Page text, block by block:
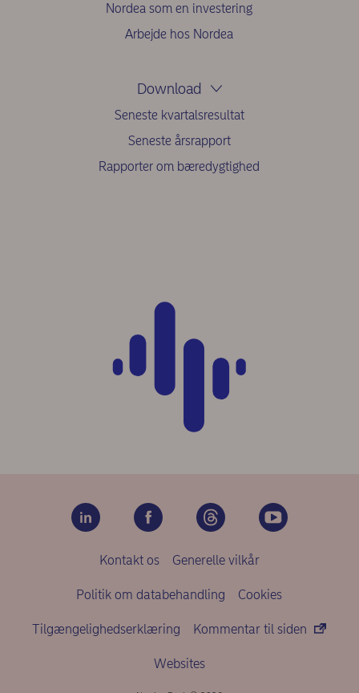
Nordea som en investering
Arbejde hos Nordea
Download
Seneste kvartalsresultat
Seneste årsrapport
Rapporter om bæredygtighed
Kontakt os Generelle vilkår
Politik om databehandling Cookies
Tilgængelighedserklæring Kommentar til siden
Websites